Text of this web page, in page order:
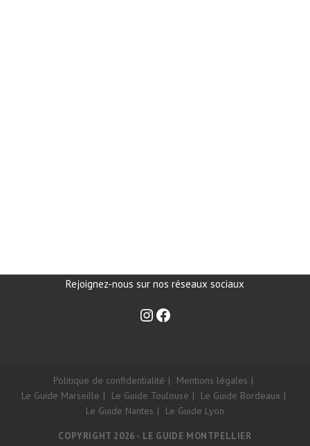
Rejoignez-nous sur nos réseaux sociaux
Politique de confidentialité
Mentions légales
Le Guide Marseille
Le Guide Toulouse
Le Guide Bordeaux
Le Guide Nantes
Le Guide Lyon
COPYRIGHT 2026 - LE GUIDE MONTPELLIER